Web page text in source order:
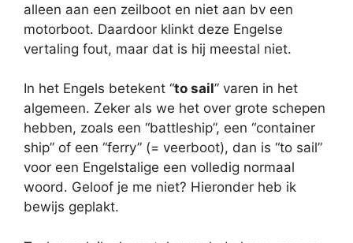
alleen aan een zeilboot en niet aan bv een
motorboot. Daardoor klinkt deze Engelse
vertaling fout, maar dat is hij meestal niet.
In het Engels betekent “to sail” varen in het
algemeen. Zeker als we het over grote schepen
hebben, zoals een “battleship”, een “container
ship” of een “ferry” (= veerboot), dan is “to sail”
voor een Engelstalige een volledig normaal
woord. Geloof je me niet? Hieronder heb ik
bewijs geplakt.